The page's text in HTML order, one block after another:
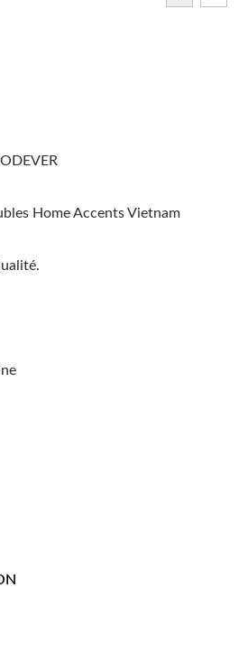
Home Accents Vietnam